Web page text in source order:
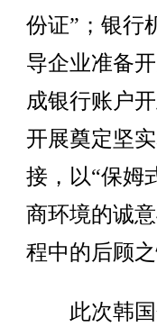
份证”；银行
导企业准备
成银行账户
开展奠定坚
接，以“保姆
商环境的诚
程中的后顾之
此次韩国